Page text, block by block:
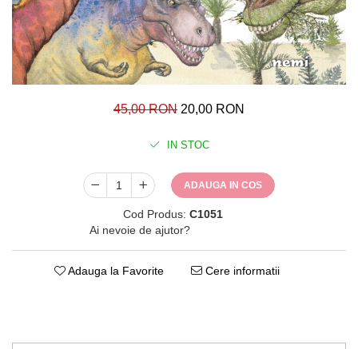
45,00 RON 20,00 RON
IN STOC
ADAUGA IN COS
Cod Produs: C1051
Ai nevoie de ajutor?
Adauga la Favorite Cere informatii